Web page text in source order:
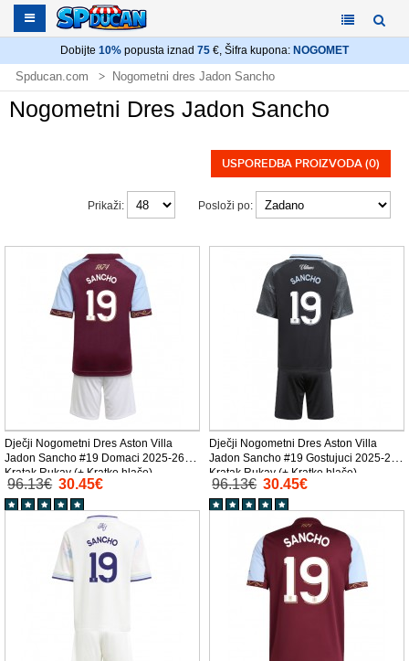
Dobijte 10% popusta iznad 75 €, Šifra kupona: NOGOMET
Spducan.com Nogometni dres Jadon Sancho
Nogometni Dres Jadon Sancho
USPOREDBA PROIZVODA (0)
Posloži po:
Prikaži:
Dječji Nogometni Dres Aston Villa
Jadon Sancho #19 Domaci 2025-26
Kratak Rukav (+ Kratke hlače)
96.13€ 30.45€
Dječji Nogometni Dres Aston Villa
Jadon Sancho #19 Gostujuci 2025-26
Kratak Rukav (+ Kratke hlače)
96.13€ 30.45€